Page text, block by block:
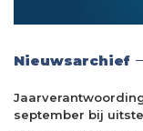
Nieuwsarchief
september bij